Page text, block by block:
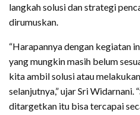
langkah solusi dan strategi
dirumuskan.
“Harapannya dengan kegiatan
yang mungkin masih belum
kita ambil solusi atau
selanjutnya,” ujar Sri Widarnani.
ditargetkan itu bisa tercapai